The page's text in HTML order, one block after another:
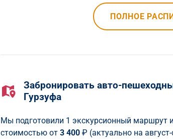
ПОЛНОЕ
Забронировать авто-
Гурзуфа
Мы подготовили 1 экскурсионный маршрут
стоимостью от 3 400 ₽ (актуально на